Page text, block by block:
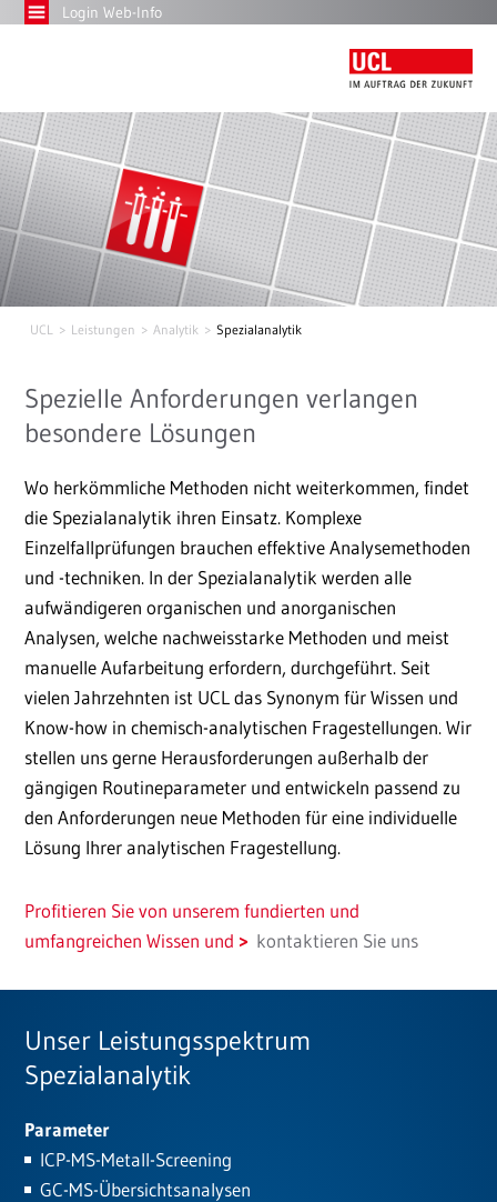
Login Web-Info
UCL Leistungen Analytik Spezialanalytik
Spezielle Anforderungen verlangen
besondere Lösungen
Wo herkömmliche Methoden nicht weiterkommen, findet
die Spezialanalytik ihren Einsatz. Komplexe
Einzelfallprüfungen brauchen effektive Analysemethoden
und -techniken. In der Spezialanalytik werden alle
aufwändigeren organischen und anorganischen
Analysen, welche nachweisstarke Methoden und meist
manuelle Aufarbeitung erfordern, durchgeführt. Seit
vielen Jahrzehnten ist UCL das Synonym für Wissen und
Know-how in chemisch-analytischen Fragestellungen. Wir
stellen uns gerne Herausforderungen außerhalb der
gängigen Routineparameter und entwickeln passend zu
den Anforderungen neue Methoden für eine individuelle
Lösung Ihrer analytischen Fragestellung.
Profitieren Sie von unserem fundierten und
umfangreichen Wissen und
kontaktieren Sie uns
Unser Leistungsspektrum
Spezialanalytik
Parameter
ICP-MS-Metall-Screening
GC-MS-Übersichtsanalysen